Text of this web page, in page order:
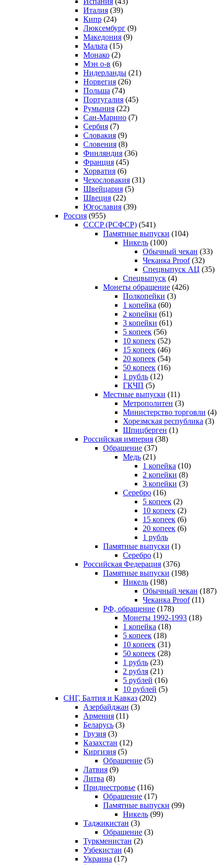
Италия (39)
Кипр (24)
Люксембург (9)
Македония (9)
Мальта (15)
Монако (2)
Мэн о-в (6)
Нидерланды (21)
Норвегия (26)
Польша (74)
Португалия (45)
Румыния (22)
Сан-Марино (7)
Сербия (7)
Словакия (9)
Словения (8)
Финляндия (36)
Франция (45)
Хорватия (6)
Чехословакия (31)
Швейцария (5)
Швеция (22)
Югославия (39)
Россия (955)
CCCP (РСФСР) (541)
Памятные выпуски (104)
Никель (100)
Обычный чекан (33)
Чеканка Proof(32)
Спецвыпуск АЦ (35)
Спецвыпуск (4)
Монеты обращение (426)
Полкопейки (3)
1 копейка (60)
2 копейки (61)
3 копейки (61)
5 копеек (56)
10 копеек (52)
15 копеек (46)
20 копеек (54)
50 копеек (16)
1 рубль (12)
ГКЧП (5)
Местные выпуски (11)
Метрополитен (3)
Министерство торговли (4)
Хорезмская республика (3)
Шпицберген (1)
Российская империя (38)
Обращение (37)
Медь (21)
1 копейка (10)
2 копейки (8)
3 копейки (3)
Серебро (16)
5 копеек (2)
10 копеек (2)
15 копеек (6)
20 копеек (6)
1 рубль
Памятные выпуски (1)
Серебро (1)
Российская Федерация (376)
Памятные выпуски (198)
Никель (198)
Обычный чекан (187)
Чеканка Proof(11)
РФ, обращение (178)
Монеты 1992-1993 (18)
1 копейка (18)
5 копеек (18)
10 копеек (31)
50 копеек (28)
1 рубль (23)
2 рубля (21)
5 рублей (16)
10 рублей (5)
СНГ, Балтия и Кавказ (202)
Азербайджан (3)
Армения (11)
Беларусь (3)
Грузия (3)
Казахстан (12)
Киргизия (5)
Обращение (5)
Латвия (9)
Литва (8)
Приднестровье (116)
Обращение (17)
Памятные выпуски (99)
Никель (99)
Таджикистан (3)
Обращение (3)
Туркменистан (2)
Узбекистан (4)
Украина (17)